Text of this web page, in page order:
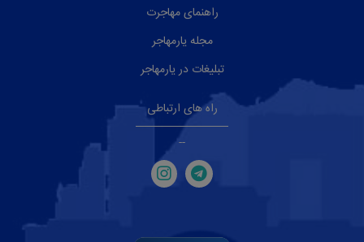
راهنمای مهاجرت
مجله یارمهاجر
تبلیغات در یارمهاجر
راه های ارتباطی
--